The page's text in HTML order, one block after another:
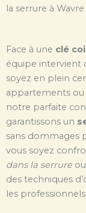
la serrure à Wavre
Face à une clé
équipe intervient
soyez en plein
appartements ou
notre parfaite
garantissons un
sans dommages
vous soyez
dans la serrure
des techniques
les